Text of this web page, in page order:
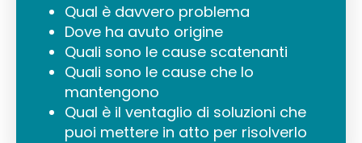
Qual è davvero problema
Dove ha avuto origine
Quali sono le cause scatenanti
Quali sono le cause che lo
mantengono
Qual è il ventaglio di soluzioni che
puoi mettere in atto per risolverlo